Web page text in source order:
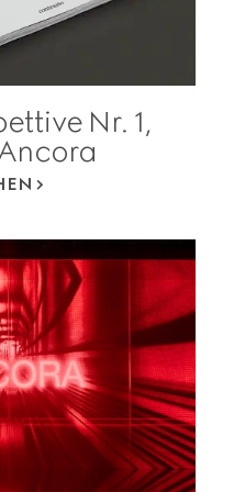
Nr. 1,